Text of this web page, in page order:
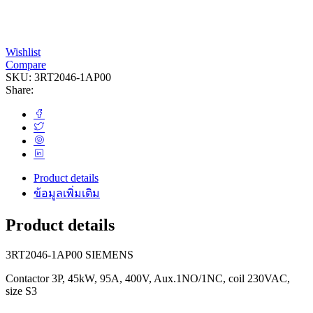
Wishlist
Compare
SKU: 3RT2046-1AP00
Share:
Product details
ข้อมูลเพิ่มเติม
Product details
3RT2046-1AP00 SIEMENS
Contactor 3P, 45kW, 95A, 400V, Aux.1NO/1NC, coil 230VAC,
size S3